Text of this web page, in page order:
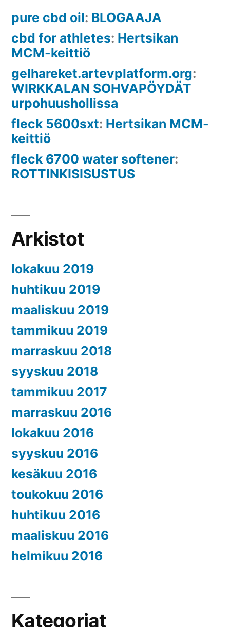
pure cbd oil: BLOGAAJA
cbd for athletes: Hertsikan
MCM-keittiö
gelhareket.artevplatform.org:
WIRKKALAN SOHVAPÖYDÄT
urpohuushollissa
fleck 5600sxt: Hertsikan MCM-
keittiö
fleck 6700 water softener:
ROTTINKISISUSTUS
Arkistot
lokakuu 2019
huhtikuu 2019
maaliskuu 2019
tammikuu 2019
marraskuu 2018
syyskuu 2018
tammikuu 2017
marraskuu 2016
lokakuu 2016
syyskuu 2016
kesäkuu 2016
toukokuu 2016
huhtikuu 2016
maaliskuu 2016
helmikuu 2016
Kategoriat